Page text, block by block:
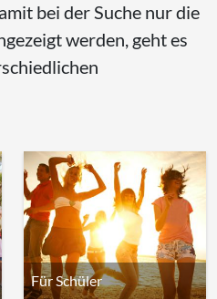
bei der Suche nur die
werden, geht es
Für Schüler